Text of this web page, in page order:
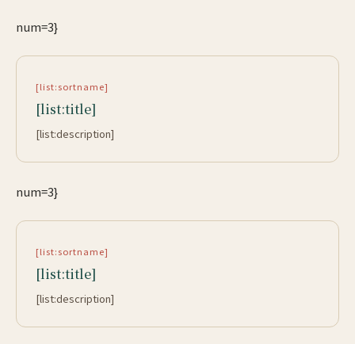
num=3}
[list:sortname]
[list:title]
[list:description]
num=3}
[list:sortname]
[list:title]
[list:description]